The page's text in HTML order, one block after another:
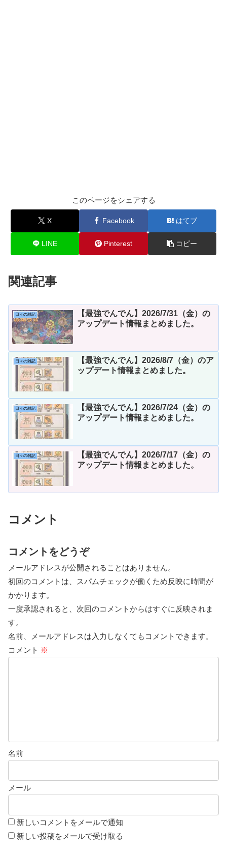
このページをシェアする
X Facebook はてブ
LINE Pinterest コピー
関連記事
日々の雑記
【最強でんでん】2026/7/31（金）の
アップデート情報まとめました。
日々の雑記
【最強でんでん】2026/8/7（金）のア
ップデート情報まとめました。
日々の雑記
【最強でんでん】2026/7/24（金）の
アップデート情報まとめました。
日々の雑記
【最強でんでん】2026/7/17（金）の
アップデート情報まとめました。
コメント
コメントをどうぞ
メールアドレスが公開されることはありません。
初回のコメントは、スパムチェックが働くため反映に時間が
かかります。
一度承認されると、次回のコメントからはすぐに反映されま
す。
名前、メールアドレスは入力しなくてもコメントできます。
コメント ※
名前
メール
新しいコメントをメールで通知
新しい投稿をメールで受け取る